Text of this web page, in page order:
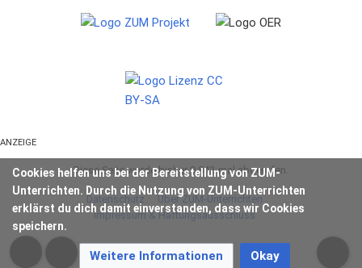
Cookies helfen uns bei der Bereitstellung von ZUM-
Unterrichten. Durch die Nutzung von ZUM-Unterrichten
erklärst du dich damit einverstanden, dass wir Cookies
speichern.
Weitere Informationen Okay
ANZEIGE
Diese Seite wurde bisher 9.842-mal abgerufen.
Datenschutz
Über ZUM-Unterrichten
Impressum & Haftungsausschluss